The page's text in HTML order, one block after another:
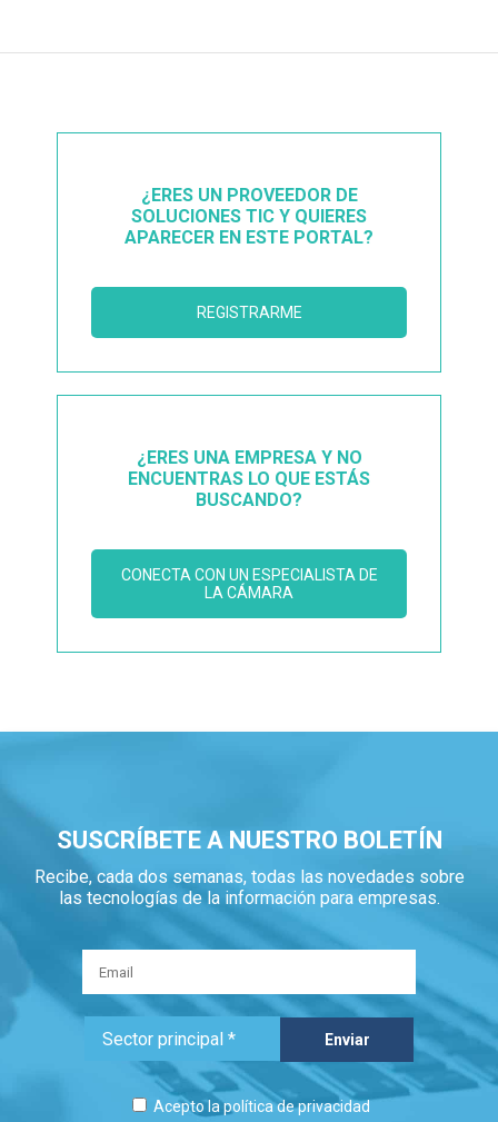
¿ERES UN PROVEEDOR DE
SOLUCIONES TIC Y QUIERES
APARECER EN ESTE PORTAL?
REGISTRARME
¿ERES UNA EMPRESA Y NO
ENCUENTRAS LO QUE ESTÁS
BUSCANDO?
CONECTA CON UN ESPECIALISTA DE
LA CÁMARA
SUSCRÍBETE A NUESTRO BOLETÍN
Recibe, cada dos semanas, todas las novedades sobre
las tecnologías de la información para empresas.
Acepto lapolítica de privacidad